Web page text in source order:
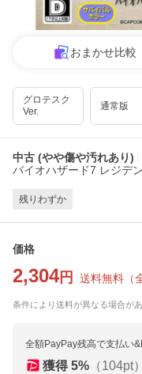
おまかせ比較
グロテスク
Ver.
通常版
中古 (やや傷や汚れあり)
バイオハザード7 レジデ
残りわずか
価格
2,304円 送料無料 （
条件により送料が異なる場合があ
全額PayPay残高で支払い
獲得 5% （104pt）